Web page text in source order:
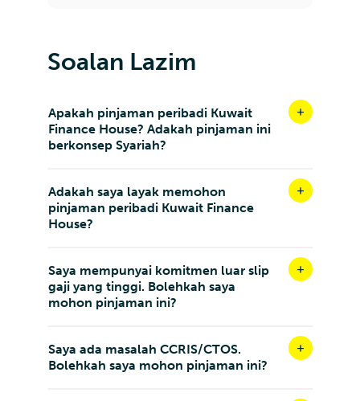
Soalan Lazim
Apakah pinjaman peribadi Kuwait
Finance House? Adakah pinjaman ini
berkonsep Syariah?
Adakah saya layak memohon
pinjaman peribadi Kuwait Finance
House?
Saya mempunyai komitmen luar slip
gaji yang tinggi. Bolehkah saya
mohon pinjaman ini?
Saya ada masalah CCRIS/CTOS.
Bolehkah saya mohon pinjaman ini?